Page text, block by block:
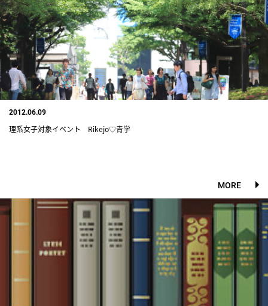
2012.06.09
理系女子対象イベント Rikejo♡青学
MORE